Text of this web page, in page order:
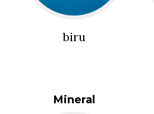
biru
Mineral